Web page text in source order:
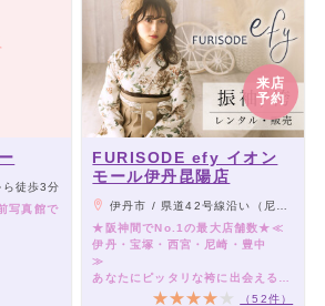
徒歩3分
写真館で
来店
予約
FURISODE efy イオン
モール伊丹昆陽店
伊丹市 / 県道42号線沿い（尼宝線）イオン伊丹昆陽店内
★阪神間でNo.1の最大店舗数★≪
伊丹・宝塚・西宮・尼崎・豊中
あなたにピッタリな袴に出会える、
袴レンタル専門店です♪
（52件）